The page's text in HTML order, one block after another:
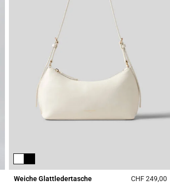
5 out of 5 Customer Rating
Weiche Glattledertasche CHF 249,00